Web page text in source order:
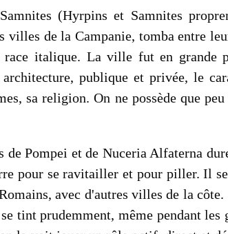
(Hyrpins et Samnites
villes de la Campanie, tomba entre
race italique. La ville fut en grande
publique et privée, le
sa religion. On ne possède que
de Pompei et de Nuceria Alfaterna
pour se ravitail­ler et pour piller. Il
avec d'autres villes de la
tint prudemment, même pendant